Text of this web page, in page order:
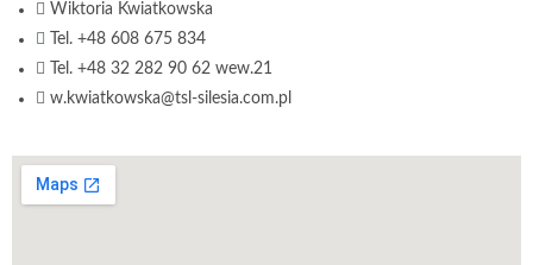
Wiktoria Kwiatkowska
Tel. +48 608 675 834
Tel. +48 32 282 90 62 wew.21
w.kwiatkowska@tsl-silesia.com.pl